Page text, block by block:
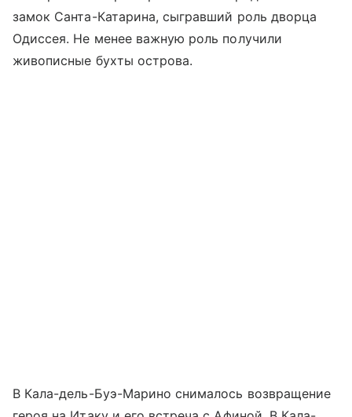
замок Санта-Катарина, сыгравший роль дворца
Одиссея. Не менее важную роль получили
живописные бухты острова.
В Кала-дель-Буэ-Марино снималось возвращение